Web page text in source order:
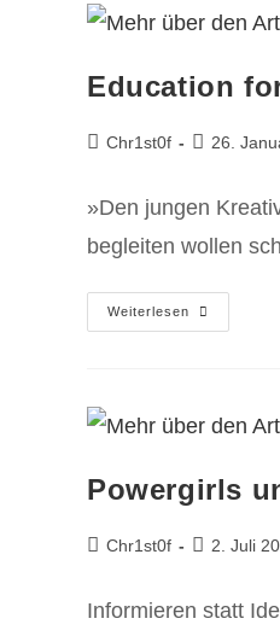
Education
Chr1st0f 26.
»Den jungen
begleiten wollen
Weiterlesen
Powergirls
Chr1st0f 2. Juli
Informieren statt